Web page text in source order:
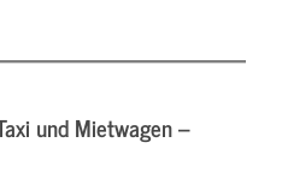
und Mietwagen –